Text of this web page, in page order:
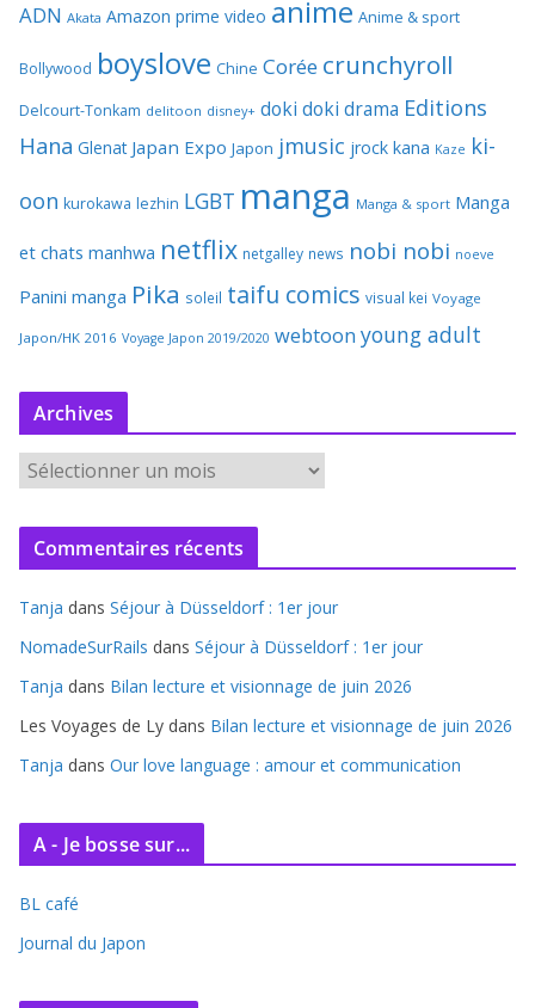
ADN Akata Amazon prime video anime Anime & sport
Bollywood boyslove Chine Corée crunchyroll
Delcourt-Tonkam delitoon disney+ doki doki drama Editions
Hana Glenat Japan Expo Japon jmusic jrock kana Kaze ki-
oon kurokawa lezhin LGBT manga Manga & sport Manga
et chats manhwa netflix netgalley news nobi nobi noeve
Panini manga Pika soleil taifu comics visual kei Voyage
Japon/HK 2016 Voyage Japon 2019/2020 webtoon young adult
Archives
c
v
e
s
Commentaires récents
Tanja dans Séjour à Düsseldorf : 1er jour
NomadeSurRails dans Séjour à Düsseldorf : 1er jour
Tanja dans Bilan lecture et visionnage de juin 2026
Les Voyages de Ly dans Bilan lecture et visionnage de juin 2026
Tanja dans Our love language : amour et communication
A - Je bosse sur...
BL café
Journal du Japon